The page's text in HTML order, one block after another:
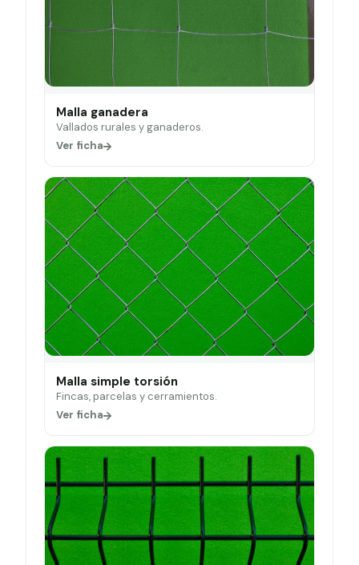
Malla ganadera
Vallados rurales y ganaderos.
Ver ficha
Malla simple torsión
Fincas, parcelas y cerramientos.
Ver ficha